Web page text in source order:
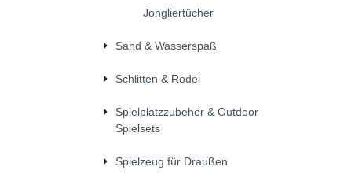
Jongliertücher
Sand & Wasserspaß
Schlitten & Rodel
Spielplatzzubehör & Outdoor
Spielsets
Spielzeug für Draußen